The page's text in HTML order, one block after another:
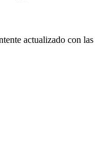
actualizado con las